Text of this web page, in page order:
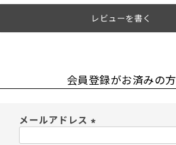
レビューを書く
会員登録がお済みの方
メールアドレス